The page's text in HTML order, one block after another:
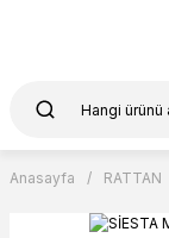
Anasayfa RATTAN